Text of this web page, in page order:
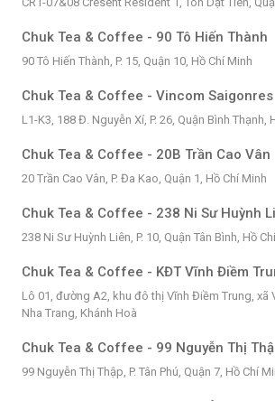
Chuk Tea & Coffee - 90 Tô Hiến Thành
90 Tô Hiến Thành, P. 15, Quận 10, Hồ Chí Minh
Chuk Tea & Coffee - Vincom Saigonres
L1-K3, 188 Đ. Nguyễn Xí, P. 26, Quận Bình Thạnh,
Chuk Tea & Coffee - 20B Trần Cao Vân
20 Trần Cao Vân, P. Đa Kao, Quận 1, Hồ Chí Minh
Chuk Tea & Coffee - 238 Ni Sư Huỳnh
238 Ni Sư Huỳnh Liên, P. 10, Quận Tân Bình, Hồ
Chuk Tea & Coffee - KĐT Vĩnh Điềm
Lô 01, đường A2, khu đô thị Vĩnh Điềm Trung, xã
Nha Trang, Khánh Hoà
Chuk Tea & Coffee - 99 Nguyễn Thị
99 Nguyễn Thị Thập, P. Tân Phú, Quận 7, Hồ Chí